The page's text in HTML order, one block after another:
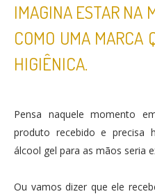
IMAGINA ESTAR NA
COMO UMA MARCA
HIGIÊNICA.
Pensa naquele momento
produto recebido e precisa
álcool gel para as mãos seria
Ou vamos dizer que ele